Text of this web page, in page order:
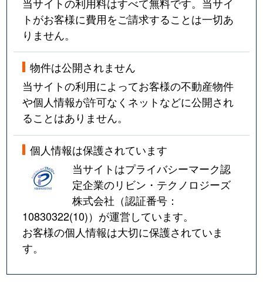
トがお客様に費用をご請求することは一切あ
りません。
物件は公開されません
当サイトの利用によってお客様の不動産物件
や個人情報が許可なくネットなどに公開され
ることはありません。
個人情報は保護されています
当サイトはプライバシーマーク認
定企業のリビン・テクノロジーズ
株式会社（認証番号：
10830322(10)）が運営しています。
お客様の個人情報は大切に保護されていま
す。